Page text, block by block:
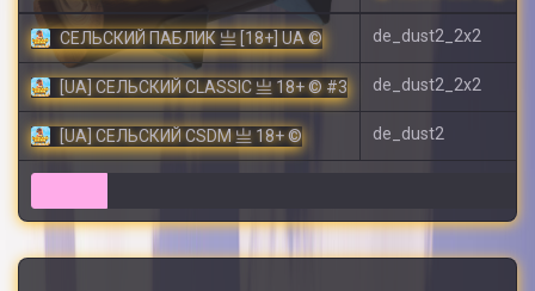
СЕЛЬСКИЙ ПАБЛИК 亗 [18+] UA © de_dust2_2x2
[UA] СЕЛЬСКИЙ CLASSIC 亗 18+ © #3 de_dust2_2x2
[UA] СЕЛЬСКИЙ CSDM 亗 18+ © de_dust2